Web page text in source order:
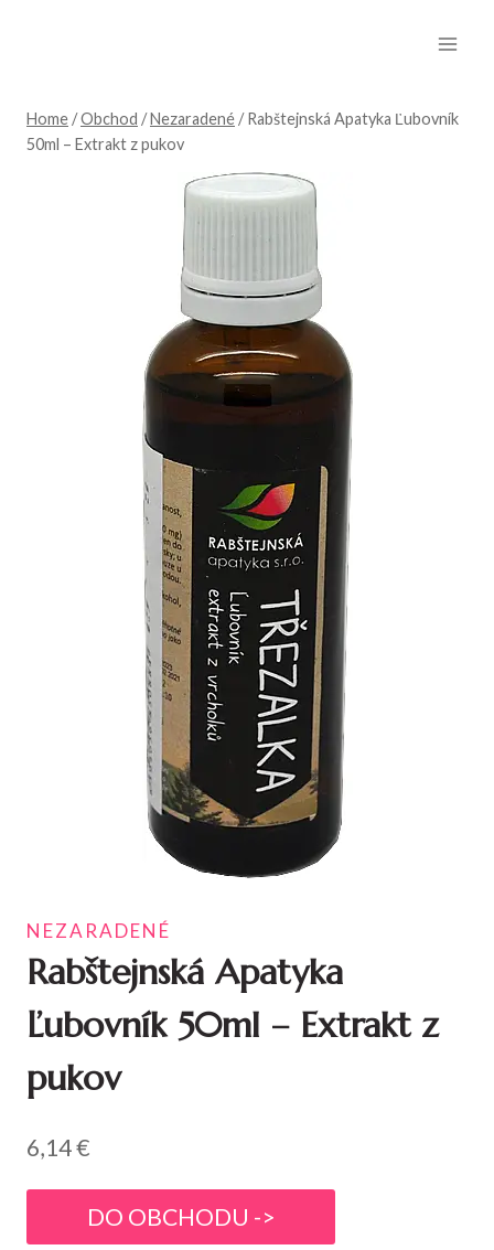
Home /Obchod /Nezaradené / Rabštejnská Apatyka Ľubovník
50ml – Extrakt z pukov
NEZARADENÉ
Rabštejnská Apatyka
Ľubovník 50ml – Extrakt z
pukov
6,14€
DO OBCHODU ->